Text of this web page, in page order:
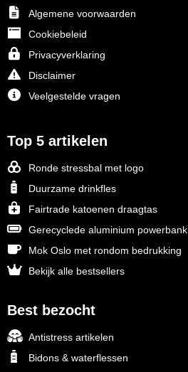
Algemene voorwaarden
Cookiebeleid
Privacyverklaring
Disclaimer
Veelgestelde vragen
Top 5 artikelen
Ronde stressbal met logo
Duurzame drinkfles
Fairtrade katoenen draagtas
Gerecyclede aluminium powerbank
Mok Oslo met rondom bedrukking
Bekijk alle bestsellers
Best bezocht
Antistress artikelen
Bidons & waterflessen